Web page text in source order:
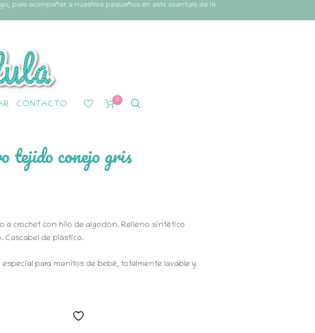
para acompañar a nuestros pequeños en esta aventura de la
0
CONTACTO
tejido conejo gris
a crochet con hilo de algodón. Relleno sintético
Cascabel de plástico.
para manitos de bebé, totalmente lavable y